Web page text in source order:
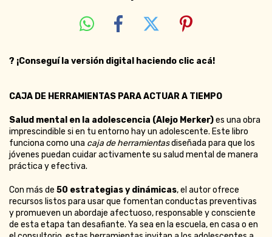
? ¡Conseguí la versión digital haciendo clic acá!
CAJA DE HERRAMIENTAS PARA ACTUAR A TIEMPO
Salud mental en la adolescencia (Alejo Merker)es una obra
imprescindible si en tu entorno hay un adolescente. Este libro
funciona como una caja de herramientasdiseñada para que los
jóvenes puedan cuidar activamente su salud mental de manera
práctica y efectiva.
Con más de 50 estrategias y dinámicas, el autor ofrece
recursos listos para usar que fomentan conductas preventivas
y promueven un abordaje afectuoso, responsable y consciente
de esta etapa tan desafiante. Ya sea en la escuela, en casa o en